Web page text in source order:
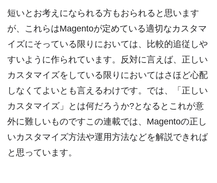
短いとお考えになられる方もおられると思います
が、これらはMagentoが定めている適切なカスタマ
イズにそっている限りにおいては、比較的追従しや
すいように作られています。反対に言えば、正しい
カスタマイズをしている限りにおいてはさほど心配
しなくてよいとも言えるわけです。では、「正しい
カスタマイズ」とは何だろうか?となるとこれが意
外に難しいものですこの連載では、Magentoの正し
いカスタマイズ方法や運用方法などを解説できれば
と思っています。